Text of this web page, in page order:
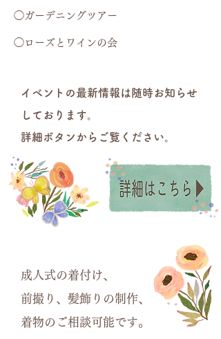
成人式の着付け、
前撮り、髪飾りの制作、
着物のご相談可能です。
◯ガーデニングツアー
イベントの最新情報は随時お知らせ
しております。
詳細ボタンからご覧ください。
◯ローズとワインの会